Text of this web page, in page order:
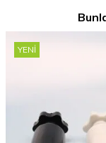
YENI